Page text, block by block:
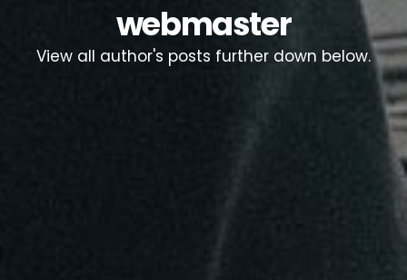
webmaster
View all author's posts further down below.